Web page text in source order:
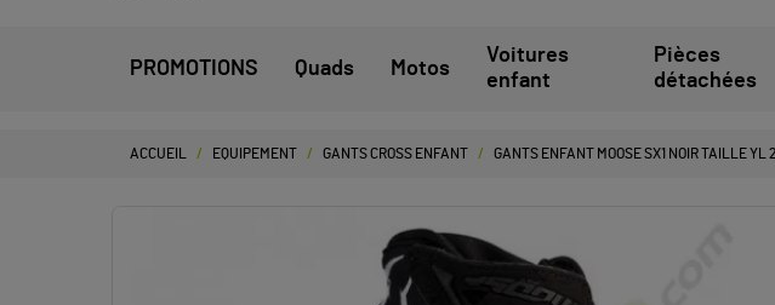
PROMOTIONS Quads Motos
Voitures
enfant
Pièces
détachées
ACCUEIL EQUIPEMENT GANTS CROSS ENFANT GANTS ENFANT MOOSE SX1 NOIR TAILLE YL